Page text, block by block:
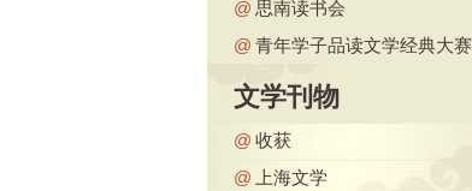
@ 思南读书会
@ 青年学子品读文学经典大赛
文学刊物
@ 收获
@
上海文学